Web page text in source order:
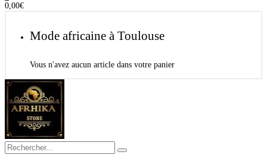
0,00€
Mode africaine à Toulouse
Vous n'avez aucun article dans votre panier